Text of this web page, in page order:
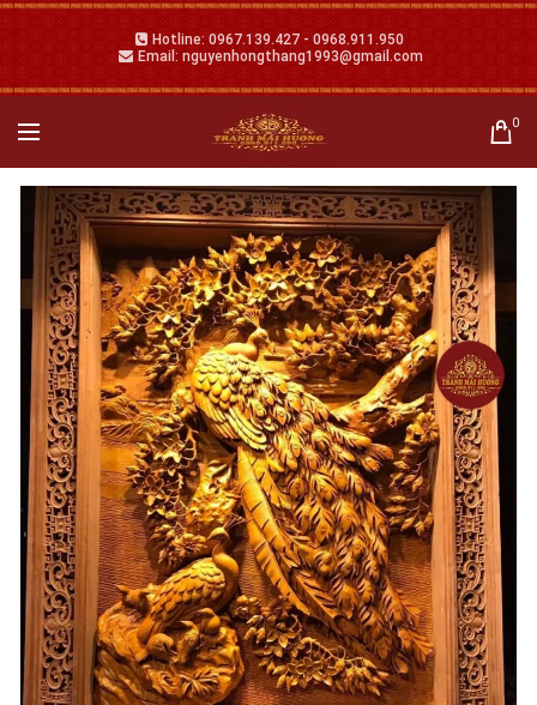
Hotline: 0967.139.427 - 0968.911.950
Email: nguyenhongthang1993@gmail.com
0